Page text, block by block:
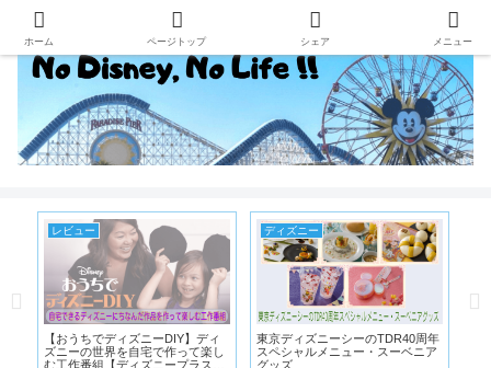
レビュー
【おうちでディズニーDIY】ディ
ズニーの世界を自宅で作って楽し
む工作番組【ディズニープラス限
ディズニー
東京ディズニーシーのTDR40周年
スペシャルメニュー・スーベニア
グッズ
ホーム ページトップ シェア メニュー